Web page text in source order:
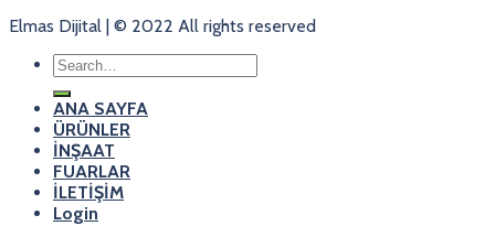
Elmas Dijital | © 2022 All rights reserved
Search
ANA SAYFA
ÜRÜNLER
İNŞAAT
FUARLAR
İLETİŞİM
Login